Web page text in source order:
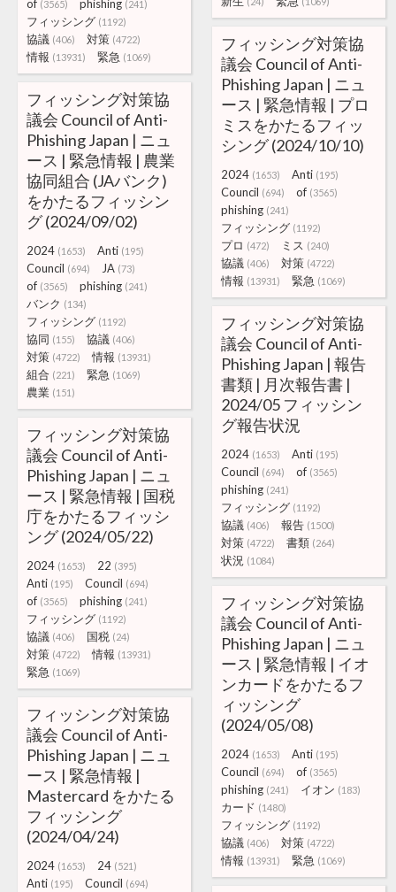
of (3565) phishing (241)
フィッシング (1192)
協議 (406) 対策 (4722)
情報 (13931) 緊急 (1069)
フィッシング対策協
議会 Council of Anti-
Phishing Japan | ニュ
ース | 緊急情報 | プロ
ミスをかたるフィッ
シング (2024/10/10)
2024 (1653) Anti (195)
Council (694) of (3565)
phishing (241)
フィッシング (1192)
プロ (472) ミス (240)
協議 (406) 対策 (4722)
情報 (13931) 緊急 (1069)
フィッシング対策協
議会 Council of Anti-
Phishing Japan | ニュ
ース | 緊急情報 | 農業
協同組合 (JAバンク)
をかたるフィッシン
グ (2024/09/02)
2024 (1653) Anti (195)
Council (694) JA (73)
of (3565) phishing (241)
バンク (134)
フィッシング (1192)
協同 (155) 協議 (406)
対策 (4722) 情報 (13931)
組合 (221) 緊急 (1069)
農業 (151)
フィッシング対策協
議会 Council of Anti-
Phishing Japan | 報告
書類 | 月次報告書 |
2024/05 フィッシン
グ報告状況
2024 (1653) Anti (195)
Council (694) of (3565)
phishing (241)
フィッシング (1192)
協議 (406) 報告 (1500)
対策 (4722) 書類 (264)
状況 (1084)
フィッシング対策協
議会 Council of Anti-
Phishing Japan | ニュ
ース | 緊急情報 | 国税
庁をかたるフィッシ
ング (2024/05/22)
2024 (1653) 22 (395)
Anti (195) Council (694)
of (3565) phishing (241)
フィッシング (1192)
協議 (406) 国税 (24)
対策 (4722) 情報 (13931)
緊急 (1069)
フィッシング対策協
議会 Council of Anti-
Phishing Japan | ニュ
ース | 緊急情報 | イオ
ンカードをかたるフ
ィッシング
(2024/05/08)
2024 (1653) Anti (195)
Council (694) of (3565)
phishing (241) イオン (183)
カード (1480)
フィッシング (1192)
協議 (406) 対策 (4722)
情報 (13931) 緊急 (1069)
フィッシング対策協
議会 Council of Anti-
Phishing Japan | ニュ
ース | 緊急情報 |
Mastercard をかたる
フィッシング
(2024/04/24)
2024 (1653) 24 (521)
Anti (195) Council (694)